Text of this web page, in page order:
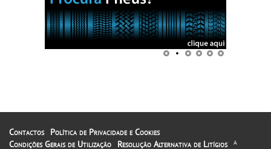
Contactos
Política de Privacidade e Cookies
Condições Gerais de Utilização
Resolução Alternativa de Litígios A